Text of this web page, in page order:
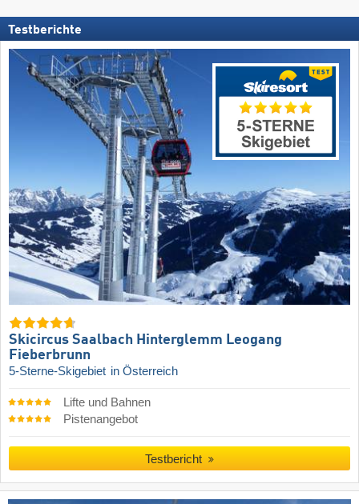
Testberichte
Skicircus Saalbach Hinterglemm Leogang
Fieberbrunn
5-Sterne-Skigebiet in Österreich
Lifte und Bahnen
Pistenangebot
Testbericht